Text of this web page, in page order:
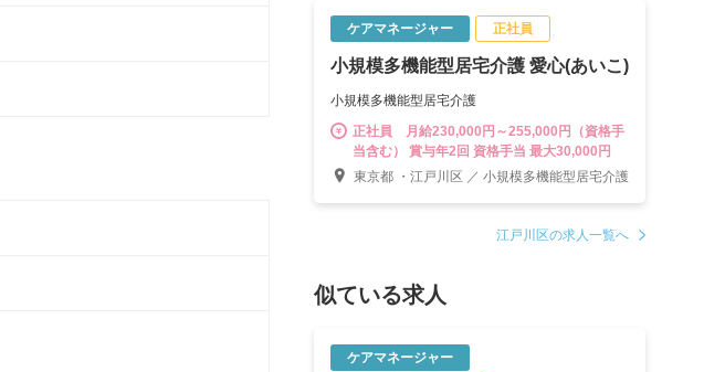
担当者として末永く活躍する道はもちろん、
将来的には副施設長、施設長をはじめ、3～5
拠点を管轄する「マネジャー職」やスタッフ
ー」などキャリアは多彩。様々なポジション
に挑戦できる環境が魅力です。
ケアマネージャー 正社員
小規模多機能型居宅介護 愛心(あいこ)
小規模多機能型居宅介護
正社員 月給230,000円～255,000円（資格手
当含む） 賞与年2回 資格手当 最大30,000円
東京都 ・江戸川区 ／ 小規模多機能型居宅介護
江戸川区の求人一覧へ
似ている求人
ケアマネージャー